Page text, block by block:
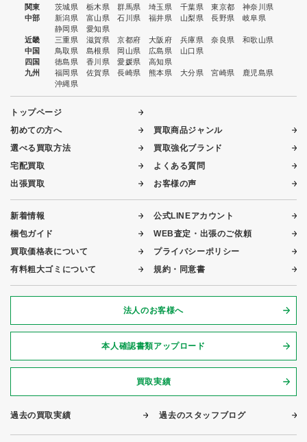
関東
茨城県 栃木県 群馬県 埼玉県 千葉県 東京都
神奈川県
中部
新潟県 富山県 石川県 福井県 山梨県 長野県
岐阜県
静岡県
愛知県
近畿
三重県 滋賀県 京都府 大阪府 兵庫県 奈良県
和歌山県
中国
鳥取県 島根県 岡山県 広島県
山口県
四国
徳島県 香川県 愛媛県
高知県
九州
福岡県 佐賀県 長崎県 熊本県 大分県 宮崎県
鹿児島県
沖縄県
トップページ
初めての方へ
選べる買取方法
宅配買取
出張買取
買取商品ジャンル
買取強化ブランド
よくある質問
お客様の声
新着情報
梱包ガイド
買取価格表について
有料粗大ゴミについて
公式LINEアカウント
WEB査定・出張のご依頼
プライバシーポリシー
規約・同意書
法人のお客様へ
本人確認書類アップロード
買取実績
過去の買取実績 過去のスタッフブログ